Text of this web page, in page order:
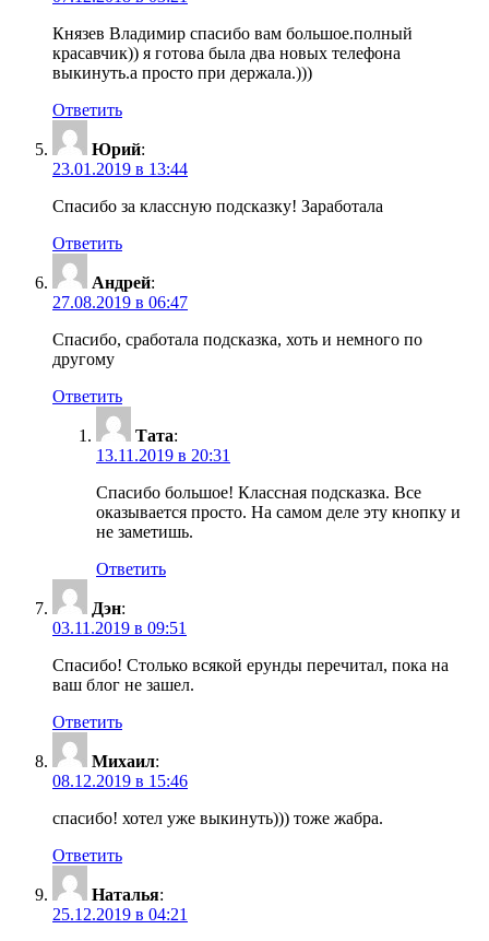
Князев Владимир спасибо вам большое.полный
красавчик)) я готова была два новых телефона
выкинуть.а просто при держала.)))
Ответить
Юрий:
23.01.2019 в 13:44
Спасибо за классную подсказку! Заработала
Ответить
Андрей:
27.08.2019 в 06:47
Спасибо, сработала подсказка, хоть и немного по
другому
Ответить
Тата:
13.11.2019 в 20:31
Спасибо большое! Классная подсказка. Все
оказывается просто. На самом деле эту кнопку и
не заметишь.
Ответить
Дэн:
03.11.2019 в 09:51
Спасибо! Столько всякой ерунды перечитал, пока на
ваш блог не зашел.
Ответить
Михаил:
08.12.2019 в 15:46
спасибо! хотел уже выкинуть))) тоже жабра.
Ответить
Наталья:
25.12.2019 в 04:21